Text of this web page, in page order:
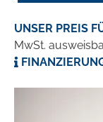
UNSER PREIS
MwSt.